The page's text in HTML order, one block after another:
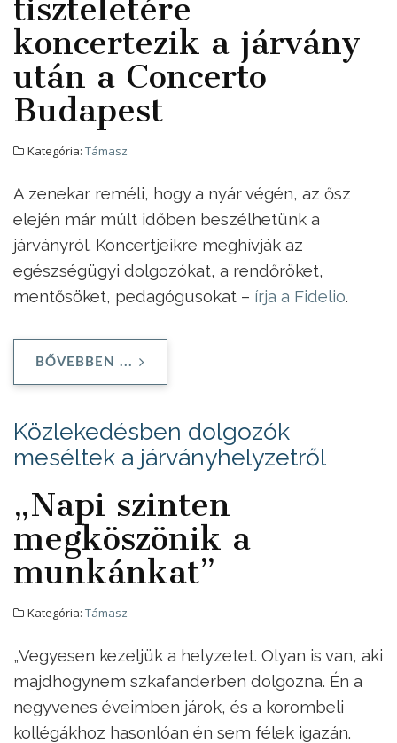
tiszteletére
koncertezik a járvány
után a Concerto
Budapest
Kategória: Támasz
A zenekar reméli, hogy a nyár végén, az ősz
elején már múlt időben beszélhetünk a
járványról. Koncertjeikre meghívják az
egészségügyi dolgozókat, a rendőröket,
mentősöket, pedagógusokat – írja a Fidelio.
BŐVEBBEN ...
Közlekedésben dolgozók
meséltek a járványhelyzetről
„Napi szinten
megköszönik a
munkánkat”
Kategória: Támasz
„Vegyesen kezeljük a helyzetet. Olyan is van, aki
majdhogynem szkafanderben dolgozna. Én a
negyvenes éveimben járok, és a korombeli
kollégákhoz hasonlóan én sem félek igazán.